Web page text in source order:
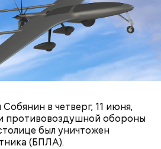
в четверг, 11 июня,
противовоздушной обороны
был уничтожен
(БПЛА).